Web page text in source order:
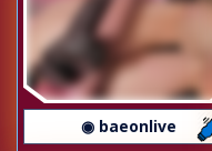
◉ baeonlive